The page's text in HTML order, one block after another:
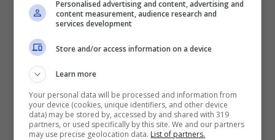
Rossi
. E se non lo fa, vuol dire chei
Friedkin vogliono il male della Roma
questo punto devo pensare che siano della
per affossare la Roma”.
Personalised advertising and content, advertising and
content measurement, audience research and
services development
Store and/or access information on a device
Learn more
Your personal data will be processed and information from
your device (cookies, unique identifiers, and other device
data) may be stored by, accessed by and shared with 319
partners, or used specifically by this site. We and our partners
may use precise geolocation data. List of partners.